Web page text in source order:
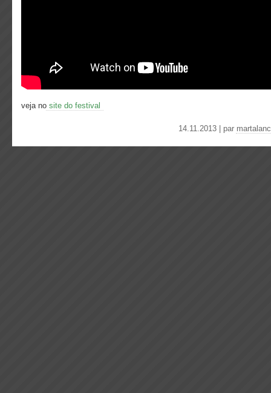
veja no site do festival
14.11.2013 | par